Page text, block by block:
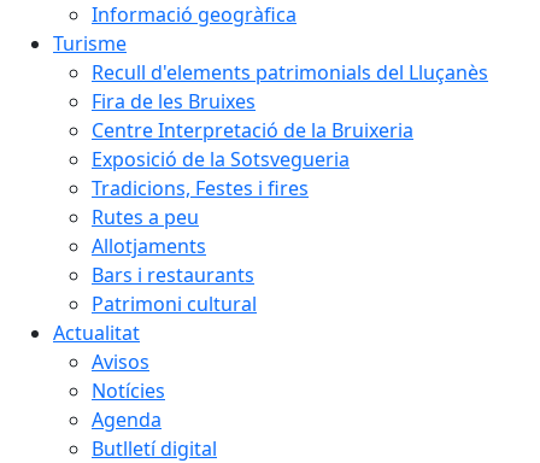
Informació geogràfica
Turisme
Recull d'elements patrimonials del Lluçanès
Fira de les Bruixes
Centre Interpretació de la Bruixeria
Exposició de la Sotsvegueria
Tradicions, Festes i fires
Rutes a peu
Allotjaments
Bars i restaurants
Patrimoni cultural
Actualitat
Avisos
Notícies
Agenda
Butlletí digital